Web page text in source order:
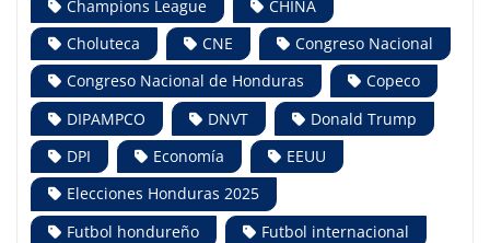
Champions League
CHINA
Choluteca
CNE
Congreso Nacional
Congreso Nacional de Honduras
Copeco
DIPAMPCO
DNVT
Donald Trump
DPI
Economía
EEUU
Elecciones Honduras 2025
Futbol hondureño
Futbol internacional